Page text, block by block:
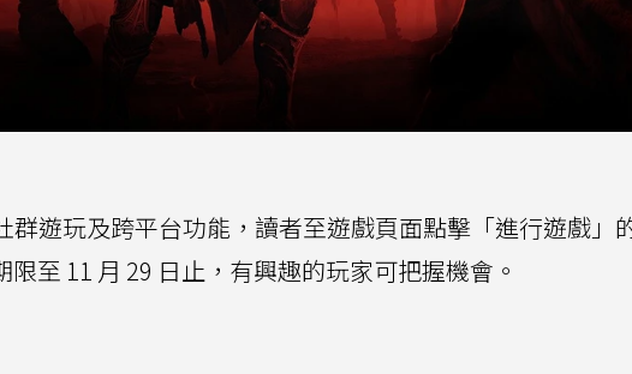
群遊玩及跨平台功能，讀者至遊戲頁面點擊「進行遊戲」
至 11 月 29 日止，有興趣的玩家可把握機會。